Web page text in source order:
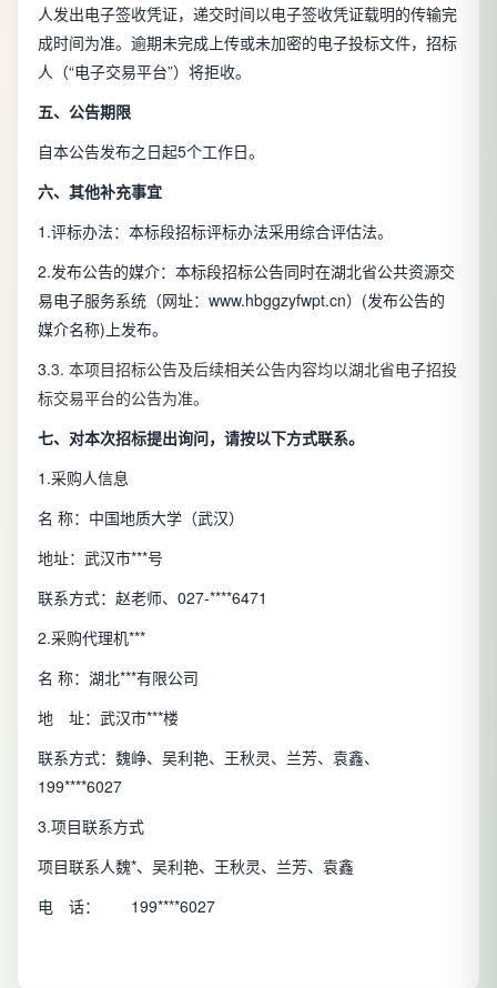
人发出电子签收凭证，递交时间以电子签收凭证载明的传输完
成时间为准。逾期未完成上传或未加密的电子投标文件，招标
人（“电子交易平台”）将拒收。
五、公告期限
自本公告发布之日起5个工作日。
六、其他补充事宜
1 .评标办法：本标段招标评标办法采用综合评估法。
2.发布公告的媒介：本标段招标公告同时在湖北省公共资源交
易电子服务系统（网址：www.hbggzyfwpt.cn）(发布公告的
媒介名称)上发布。
3.3. 本项目招标公告及后续相关公告内容均以湖北省电子招投
标交易平台的公告为准。
七、对本次招标提出询问，请按以下方式联系。
1.采购人信息
名 称：中国地质大学（武汉）
地址：武汉市***号
联系方式：赵老师、027-****6471
2.采购代理机***
名 称：湖北***有限公司
地 址：武汉市***楼
联系方式：魏峥、吴利艳、王秋灵、兰芳、袁鑫、
199****6027
3.项目联系方式
项目联系人魏*、吴利艳、王秋灵、兰芳、袁鑫
电 话： 199****6027